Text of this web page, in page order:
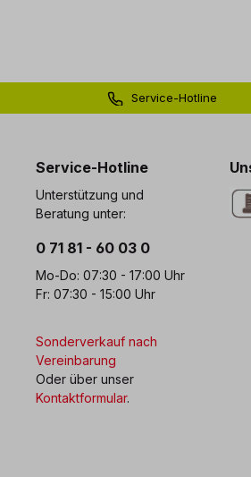
Service-Hotline
Service-Hotline
Unterstützung und
Beratung unter:
0 71 81 - 60 03 0
Mo-Do: 07:30 - 17:00 Uhr
Fr: 07:30 - 15:00 Uhr
Sonderverkauf nach
Vereinbarung
Oder über unser
Kontaktformular.